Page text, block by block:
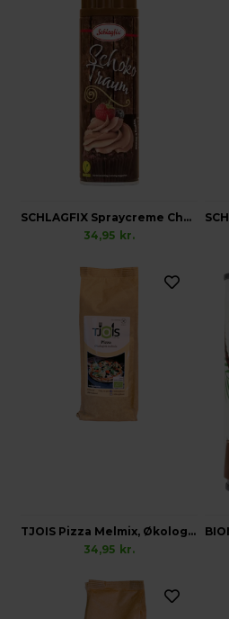
SCHLAGFIX Spraycreme Chokolade, Vegansk
34,95 kr.
TJOIS Pizza Melmix, Økologisk Vegansk Glutenfri
34,95 kr.